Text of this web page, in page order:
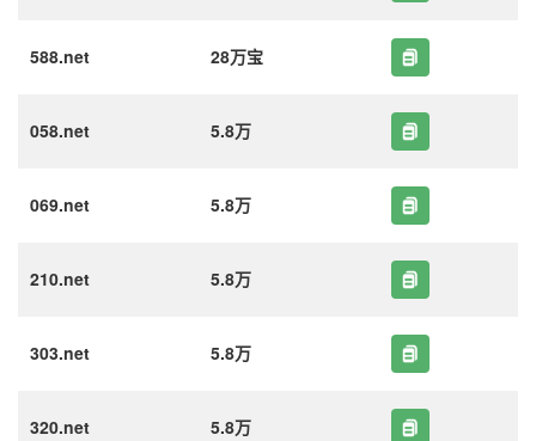
588.net 28万宝
058.net 5.8万
069.net 5.8万
210.net 5.8万
303.net 5.8万
320.net 5.8万